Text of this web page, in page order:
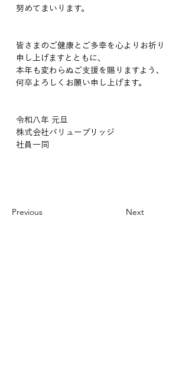
努めてまいります。
皆さまのご健康とご多幸を心よりお祈り
申し上げますとともに、
本年も変わらぬご支援を賜りますよう、
何卒よろしくお願い申し上げます。
令和八年 元旦
株式会社バリューブリッジ
社員一同
Previous Next